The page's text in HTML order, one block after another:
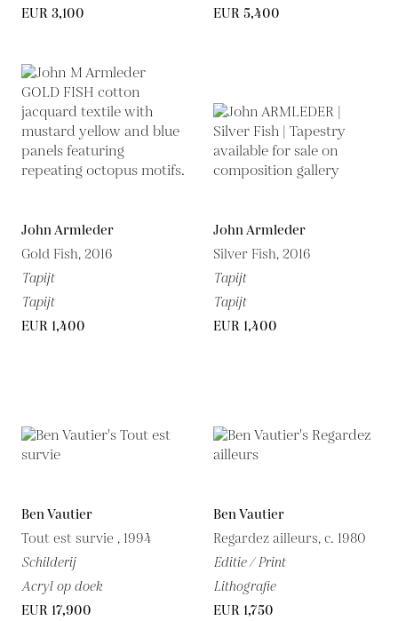
EUR 3,100
EUR 5,400
John Armleder
Gold Fish, 2016
Tapijt
Tapijt
EUR 1,400
John Armleder
Silver Fish, 2016
Tapijt
Tapijt
EUR 1,400
Ben Vautier
Tout est survie , 1994
Schilderij
Acryl op doek
EUR 17,900
Ben Vautier
Regardez ailleurs, c. 1980
Editie / Print
Lithografie
EUR 1,750